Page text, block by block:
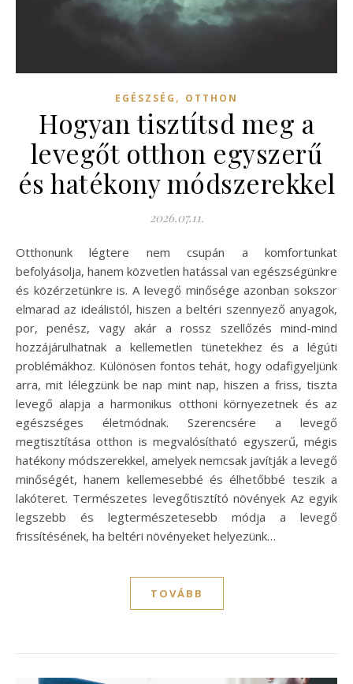
EGÉSZSÉG , OTTHON
Hogyan tisztítsd meg a
levegőt otthon egyszerű
és hatékony módszerekkel
2026.07.11.
Otthonunk légtere nem csupán a komfortunkat
befolyásolja, hanem közvetlen hatással van egészségünkre
és közérzetünkre is. A levegő minősége azonban sokszor
elmarad az ideálistól, hiszen a beltéri szennyező anyagok,
por, penész, vagy akár a rossz szellőzés mind-mind
hozzájárulhatnak a kellemetlen tünetekhez és a légúti
problémákhoz. Különösen fontos tehát, hogy odafigyeljünk
arra, mit lélegzünk be nap mint nap, hiszen a friss, tiszta
levegő alapja a harmonikus otthoni környezetnek és az
egészséges életmódnak. Szerencsére a levegő
megtisztítása otthon is megvalósítható egyszerű, mégis
hatékony módszerekkel, amelyek nemcsak javítják a levegő
minőségét, hanem kellemesebbé és élhetőbbé teszik a
lakóteret. Természetes levegőtisztító növények Az egyik
legszebb és legtermészetesebb módja a levegő
frissítésének, ha beltéri növényeket helyezünk…
TOVÁBB